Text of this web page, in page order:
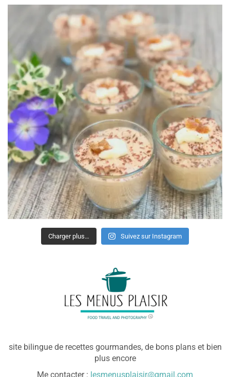
Charger plus… Suivez sur Instagram
site bilingue de recettes gourmandes, de bons plans et bien
plus encore
Me contacter : lesmenusplaisir@gmail.com